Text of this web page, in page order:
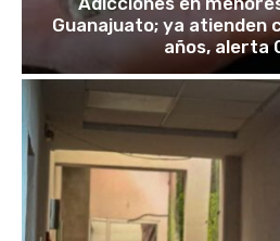
Guanajuato; ya atienden
años, alerta